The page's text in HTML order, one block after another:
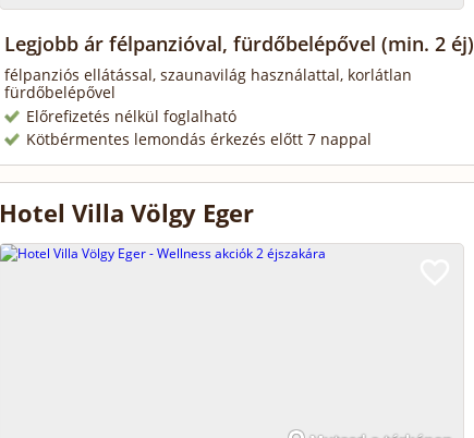
Legjobb ár félpanzióval, fürdőbelépővel (min. 2 éj)
félpanziós ellátással, szaunavilág használattal, korlátlan
fürdőbelépővel
Előrefizetés nélkül foglalható
Kötbérmentes lemondás érkezés előtt 7 nappal
Hotel Villa Völgy Eger